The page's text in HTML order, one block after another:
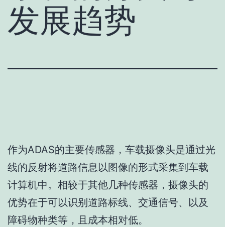
发展趋势
作为ADAS的主要传感器，车载摄像头是通过光
线的反射将道路信息以图像的形式采集到车载
计算机中。相较于其他几种传感器，摄像头的
优势在于可以识别道路标线、交通信号、以及
障碍物种类等，且成本相对低。